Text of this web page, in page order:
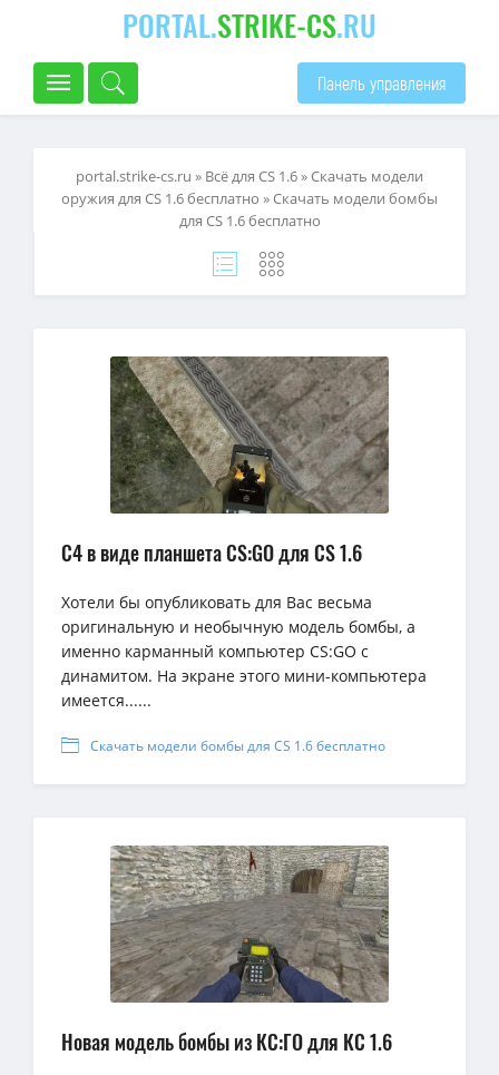
PORTAL.STRIKE-CS.RU
Панель управления
portal.strike-cs.ru » Всё для CS 1.6»Скачать модели
оружия для CS 1.6 бесплатно » Скачать модели бомбы
для CS 1.6 бесплатно
C4 в виде планшета CS:GO для CS 1.6
Хотели бы опубликовать для Вас весьма
оригинальную и необычную модель бомбы, а
именно карманный компьютер CS:GO с
динамитом. На экране этого мини-компьютера
имеется......
Скачать модели бомбы для CS 1.6 бесплатно
Новая модель бомбы из КС:ГО для КС 1.6